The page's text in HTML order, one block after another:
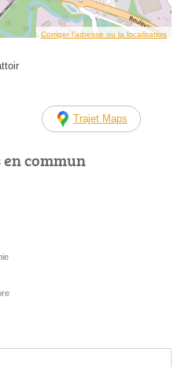
Corriger l’adresse ou la localisation
Trajet Maps
commun